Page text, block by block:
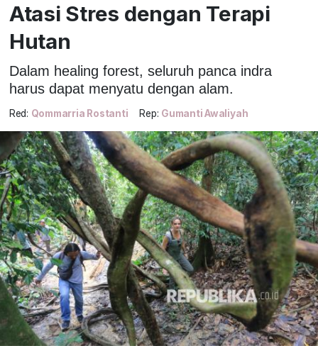
Atasi Stres dengan Terapi
Hutan
Dalam healing forest, seluruh panca indra
harus dapat menyatu dengan alam.
Red: Qommarria Rostanti Rep: Gumanti Awaliyah